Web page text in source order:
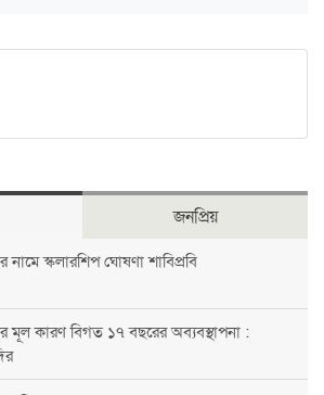
জনপ্রিয়
স্কলারশিপ ঘোষণা শাবিপ্রবি
মূল কারণ বিগত ১৭ বছরের অব্যবস্থাপনা :